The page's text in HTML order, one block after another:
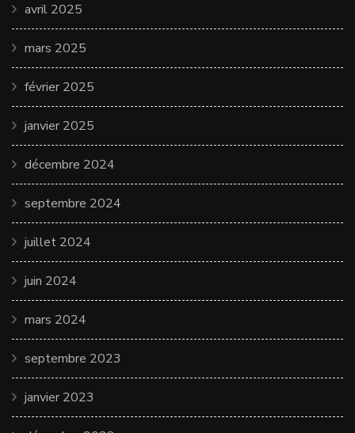
avril 2025
mars 2025
février 2025
janvier 2025
décembre 2024
septembre 2024
juillet 2024
juin 2024
mars 2024
septembre 2023
janvier 2023